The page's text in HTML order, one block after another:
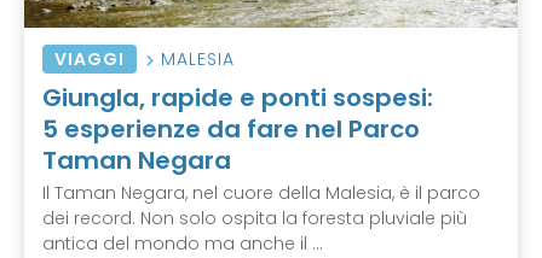
VIAGGI MALESIA
Giungla, rapide e ponti sospesi:
5 esperienze da fare nel Parco
Taman Negara
Il Taman Negara, nel cuore della Malesia, è il parco
dei record. Non solo ospita la foresta pluviale più
antica del mondo ma anche il ...